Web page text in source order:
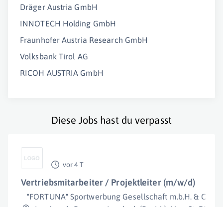
Dräger Austria GmbH
INNOTECH Holding GmbH
Fraunhofer Austria Research GmbH
Volksbank Tirol AG
RICOH AUSTRIA GmbH
Diese Jobs hast du verpasst
vor 4 T
Vertriebsmitarbeiter / Projektleiter (m/w/d)
"FORTUNA" Sportwerbung Gesellschaft m.b.H. & Co KG